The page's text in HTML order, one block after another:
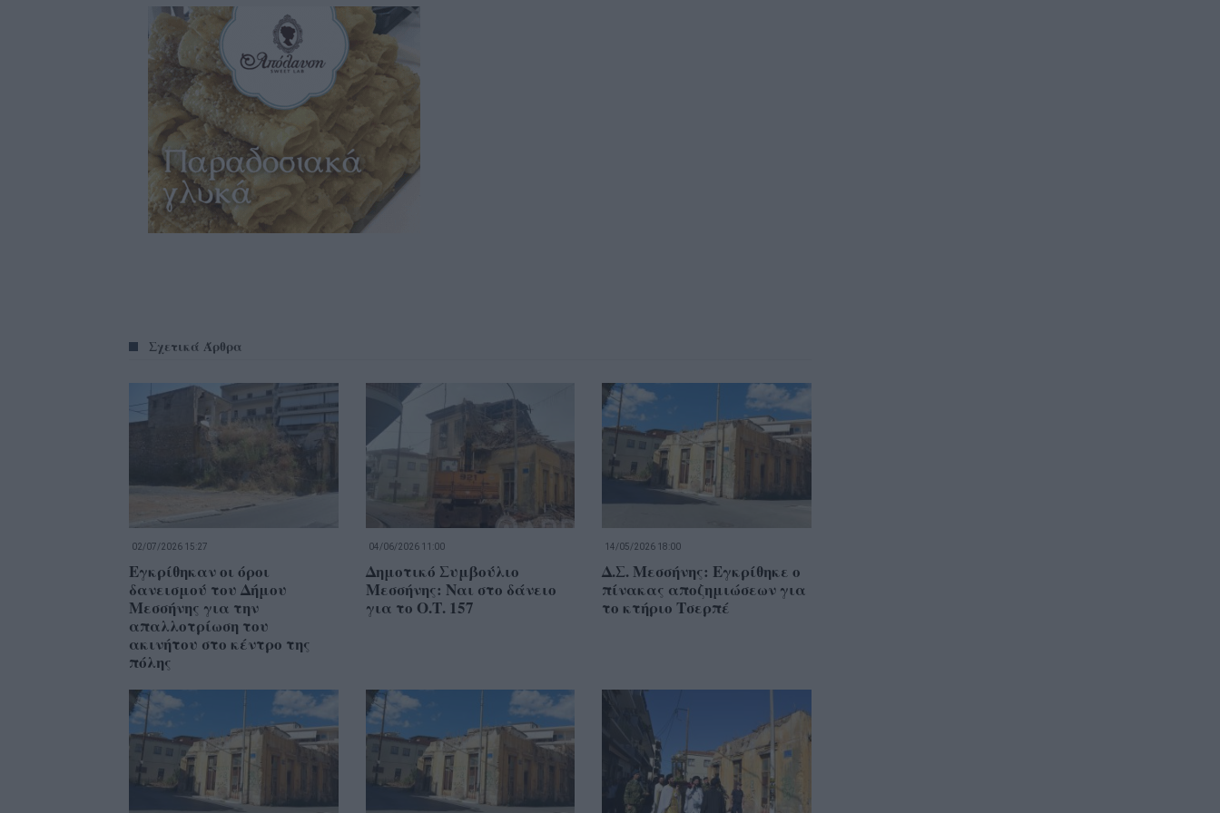
Σχετικά Άρθρα
02/07/2026 15:27
Εγκρίθηκαν οι όροι
δανεισμού του Δήμου
Μεσσήνης για την
απαλλοτρίωση του
ακινήτου στο κέντρο της
πόλης
04/06/2026 11:00
Δημοτικό Συμβούλιο
Μεσσήνης: Ναι στο δάνειο
για το Ο.Τ. 157
14/05/2026 18:00
Δ.Σ. Μεσσήνης: Εγκρίθηκε ο
πίνακας αποζημιώσεων για
το κτήριο Τσερπέ